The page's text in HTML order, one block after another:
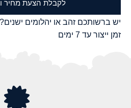
לקבלת הצעת מחיר
יש ברשותכם זהב או יהלומים
זמן ייצור עד 7 ימים